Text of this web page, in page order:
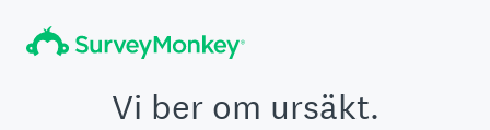
Vi ber om ursäkt.